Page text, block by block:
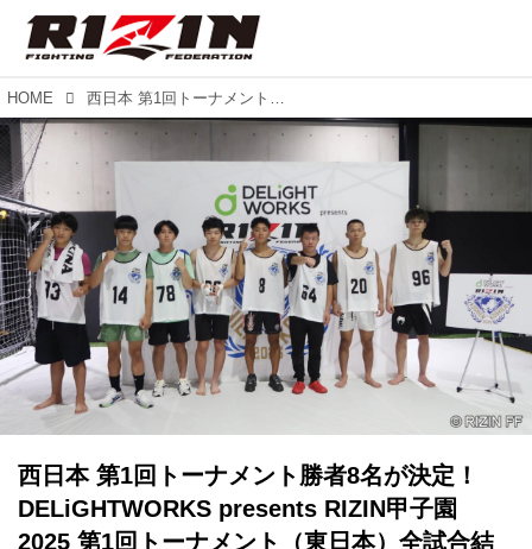
HOME 西日本 第1回トーナメント勝者8名が決定！DELiGHTWORKS presents RIZIN甲子園 2025 第1回トーナメント（東日本）全試合結果
西日本 第1回トーナメント勝者8名が決定！
DELiGHTWORKS presents RIZIN甲子園
2025 第1回トーナメント（東日本）全試合結